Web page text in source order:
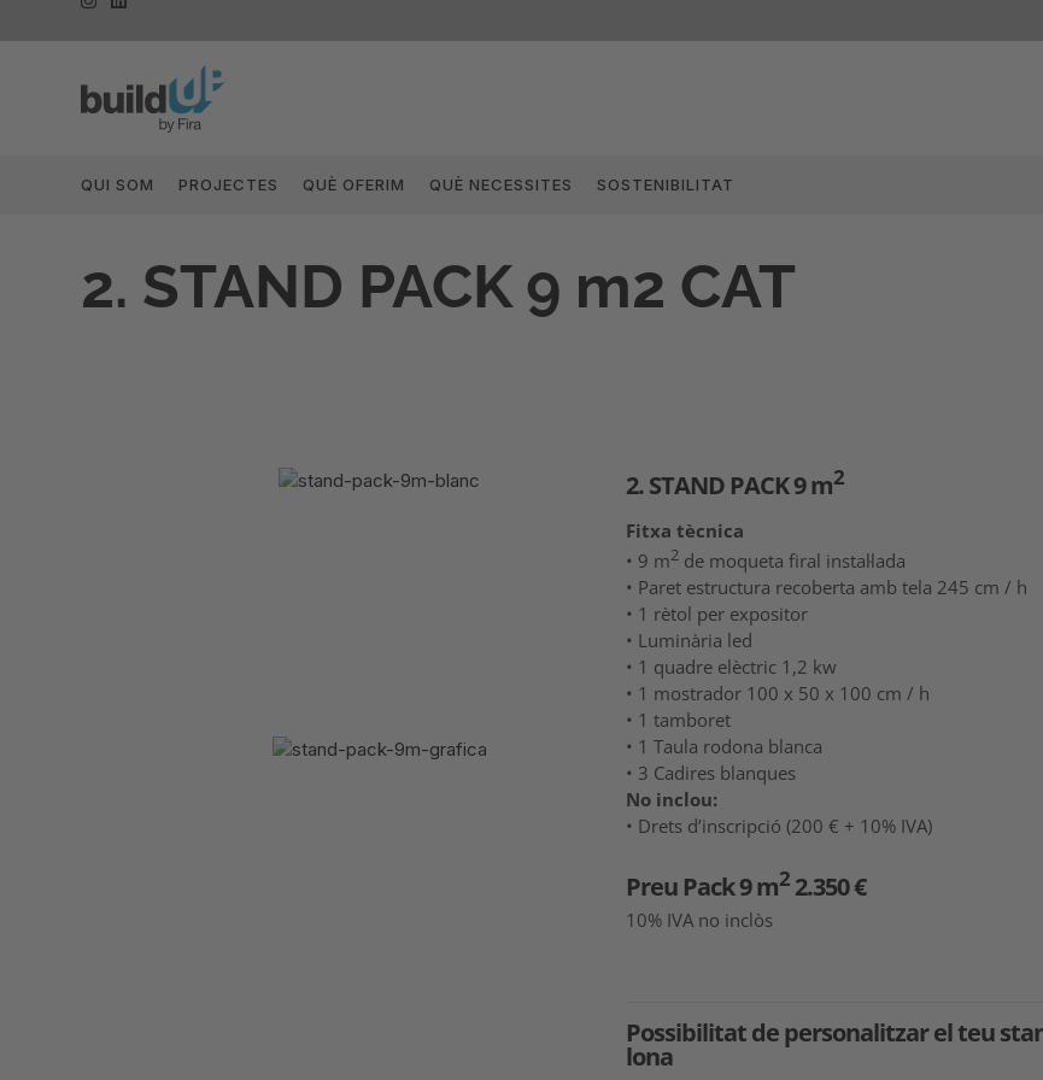
QUI SOM PROJECTES QUÈ OFERIM QUÈ NECESSITES SOSTENIBILITAT
2. STAND PACK 9 m2 CAT
2. STAND PACK 9 m2
Fitxa tècnica
• 9 m2 de moqueta firal instal·lada
• Paret estructura recoberta amb tela 245 cm / h
• 1 rètol per expositor
• Luminària led
• 1 quadre elèctric 1,2 kw
• 1 mostrador 100 x 50 x 100 cm / h
• 1 tamboret
• 1 Taula rodona blanca
• 3 Cadires blanques
No inclou:
• Drets d’inscripció (200 € + 10% IVA)
Preu Pack 9 m2 2.350 €
10% IVA no inclòs
Possibilitat de personalitzar el teu
lona